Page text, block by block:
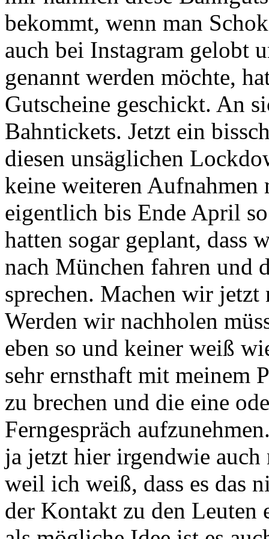
bekommt, wenn man
auch bei Instagram gelobt
genannt werden möchte,
Gutscheine geschickt. An
Bahntickets. Jetzt ein
diesen unsäglichen
keine weiteren
eigentlich bis Ende April
hatten sogar geplant, dass
nach München fahren und
sprechen. Machen wir jetzt
Werden wir nachholen
eben so und keiner weiß
sehr ernsthaft mit meinem
zu brechen und die eine
Ferngespräch
ja jetzt hier irgendwie
weil ich weiß, dass es das
der Kontakt zu den Leuten